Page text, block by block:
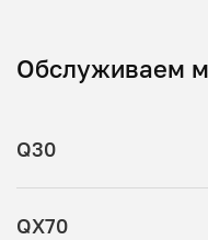
Обслуживаем
Q30
QX70